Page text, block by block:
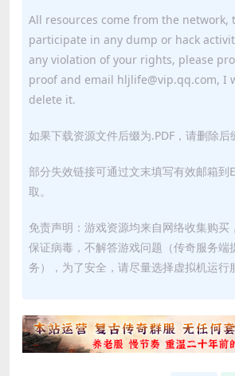
All resources come from the network,
participate in any dump or hack
any violation of your rights, please
proof and email hljlife@vip.qq.com, I
delete it.
如果下载资源文件后缀为.PDF，请删除后
部分失效链接可通过文末填写有效邮箱到
取。
免责声明：游戏资源均来自网络收集购买
保证病毒，不解答游戏问题（传奇服务端
务），为了安全，请尽量选择虚拟机运行